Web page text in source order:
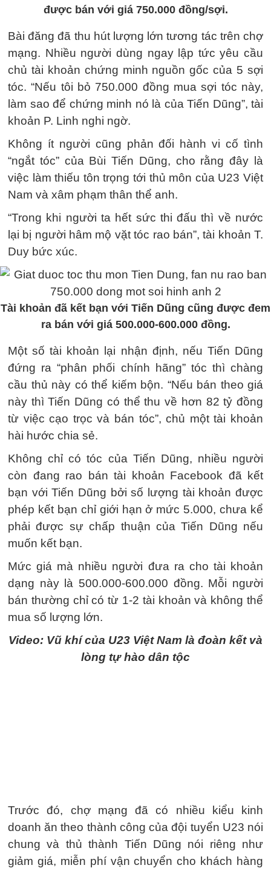
được bán với giá 750.000 đồng/sợi.
Bài đăng đã thu hút lượng lớn tương tác trên chợ
mạng. Nhiều người dùng ngay lập tức yêu cầu
chủ tài khoản chứng minh nguồn gốc của 5 sợi
tóc. “Nếu tôi bỏ 750.000 đồng mua sợi tóc này,
làm sao để chứng minh nó là của Tiến Dũng”, tài
khoản P. Linh nghi ngờ.
Không ít người cũng phản đối hành vi cố tình
“ngắt tóc” của Bùi Tiến Dũng, cho rằng đây là
việc làm thiếu tôn trọng tới thủ môn của U23 Việt
Nam và xâm phạm thân thể anh.
“Trong khi người ta hết sức thi đấu thì về nước
lại bị người hâm mộ vặt tóc rao bán”, tài khoản T.
Duy bức xúc.
Tài khoản đã kết bạn với Tiến Dũng cũng được đem
ra bán với giá 500.000-600.000 đồng.
Một số tài khoản lại nhận định, nếu Tiến Dũng
đứng ra “phân phối chính hãng” tóc thì chàng
cầu thủ này có thể kiếm bộn. “Nếu bán theo giá
này thì Tiến Dũng có thể thu về hơn 82 tỷ đồng
từ việc cạo trọc và bán tóc”, chủ một tài khoản
hài hước chia sẻ.
Không chỉ có tóc của Tiến Dũng, nhiều người
còn đang rao bán tài khoản Facebook đã kết
bạn với Tiến Dũng bởi số lượng tài khoản được
phép kết bạn chỉ giới hạn ở mức 5.000, chưa kể
phải được sự chấp thuận của Tiến Dũng nếu
muốn kết bạn.
Mức giá mà nhiều người đưa ra cho tài khoản
dạng này là 500.000-600.000 đồng. Mỗi người
bán thường chỉ có từ 1-2 tài khoản và không thể
mua số lượng lớn.
Video: Vũ khí của U23 Việt Nam là đoàn kết và
lòng tự hào dân tộc
Trước đó, chợ mạng đã có nhiều kiểu kinh
doanh ăn theo thành công của đội tuyển U23 nói
chung và thủ thành Tiến Dũng nói riêng như
giảm giá, miễn phí vận chuyển cho khách hàng